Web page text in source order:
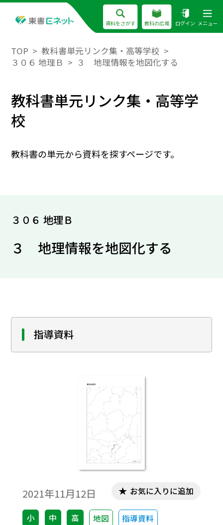
資料をさがす 教科の広場 ログイン メニュー
TOP
教科書単元リンク集・高等学校
３０６ 地理Ｂ
３ 地理情報を地図化する
教科書単元リンク集・高等学
校
教科書の単元から資料を探すページです。
３０６ 地理Ｂ
３ 地理情報を地図化する
指導資料
2021年11月12日
小 中 高 地図 指導資料
お気に入りに追加